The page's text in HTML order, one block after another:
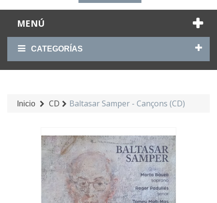
MENÚ
CATEGORÍAS
Inicio CD Baltasar Samper - Cançons (CD)